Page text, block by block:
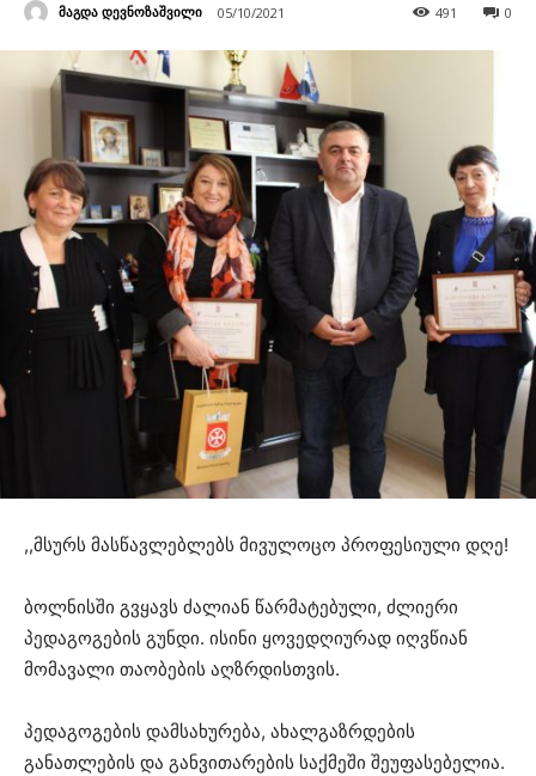
მაგდა დევნოზაშვილი 05/10/2021 0
491
,,მსურს მასწავლებლებს მივულოცო პროფესიული დღე!
ბოლნისში გვყავს ძალიან წარმატებული, ძლიერი
პედაგოგების გუნდი. ისინი ყოვედღიურად იღვწიან
მომავალი თაობების აღზრდისთვის.
პედაგოგების დამსახურება, ახალგაზრდების
განათლების და განვითარების საქმეში შეუფასებელია.